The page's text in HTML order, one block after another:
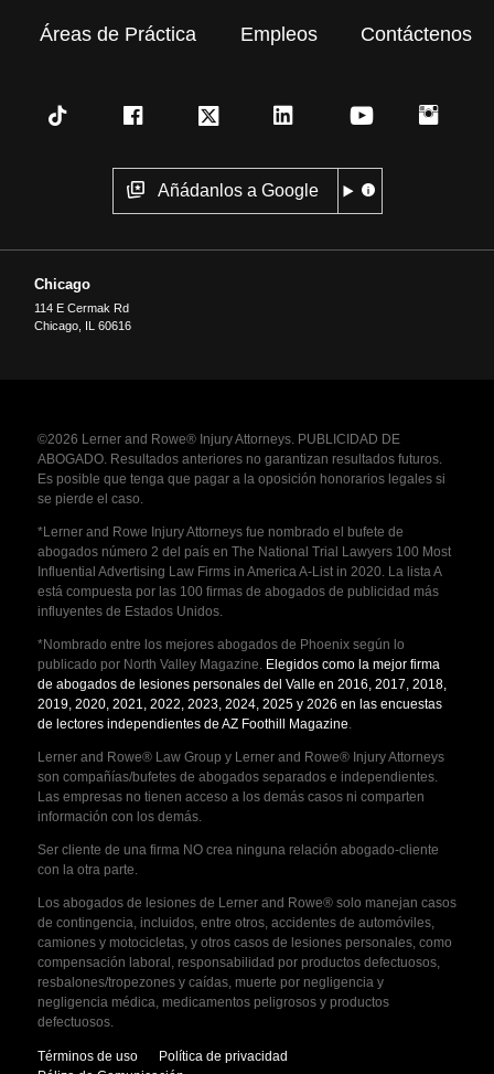
Áreas de Práctica Empleos Contáctenos
Añádanlos a Google
Chicago
114 E Cermak Rd
Chicago IL 60616
©2026 Lerner and Rowe® Injury Attorneys. PUBLICIDAD DE
ABOGADO. Resultados anteriores no garantizan resultados futuros.
Es posible que tenga que pagar a la oposición honorarios legales si
se pierde el caso.
*Lerner and Rowe Injury Attorneys fue nombrado el bufete de
abogados número 2 del país en The National Trial Lawyers 100 Most
Influential Advertising Law Firms in America A-List in 2020. La lista A
está compuesta por las 100 firmas de abogados de publicidad más
influyentes de Estados Unidos.
*Nombrado entre los mejores abogados de Phoenix según lo
publicado por North Valley Magazine. Elegidos como la mejor firma
de abogados de lesiones personales del Valle en 2016, 2017, 2018,
2019, 2020, 2021, 2022, 2023, 2024, 2025 y 2026 en las encuestas
de lectores independientes de AZ Foothill Magazine
Lerner and Rowe® Law Group y Lerner and Rowe® Injury Attorneys
son compañías/bufetes de abogados separados e independientes.
Las empresas no tienen acceso a los demás casos ni comparten
información con los demás.
Ser cliente de una firma NO crea ninguna relación abogado-cliente
con la otra parte.
Los abogados de lesiones de Lerner and Rowe® solo manejan casos
de contingencia, incluidos, entre otros, accidentes de automóviles,
camiones y motocicletas, y otros casos de lesiones personales, como
compensación laboral, responsabilidad por productos defectuosos,
resbalones/tropezones y caídas, muerte por negligencia y
negligencia médica, medicamentos peligrosos y productos
defectuosos.
Términos de uso
Política de privacidad